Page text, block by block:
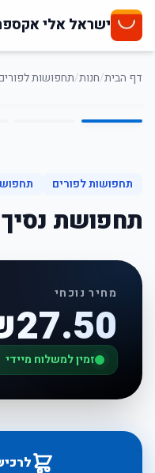
ישראל אלי
דף הבית/חנות/תחפושות
תחפושות לפורים
תחפושת נסיך
מחיר נוכחי
27.50
זמין למשלוח מיידי